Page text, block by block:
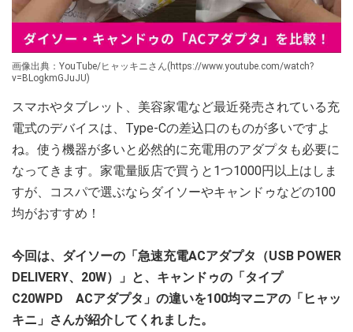
画像出典：YouTube/ヒャッキニさん(https://www.youtube.com/watch?
v=BLogkmGJuJU)
スマホやタブレット、美容家電など最近発売されている充
電式のデバイスは、Type-Cの差込口のものが多いですよ
ね。使う機器が多いと必然的に充電用のアダプタも必要に
なってきます。家電量販店で買うと1つ1000円以上はしま
すが、コスパで選ぶならダイソーやキャンドゥなどの100
均がおすすめ！
今回は、ダイソーの「急速充電ACアダプタ（USB POWER
DELIVERY、20W）」と、キャンドゥの「タイプ
C20WPD ACアダプタ」の違いを100均マニアの「ヒャッ
キニ」さんが紹介してくれました。